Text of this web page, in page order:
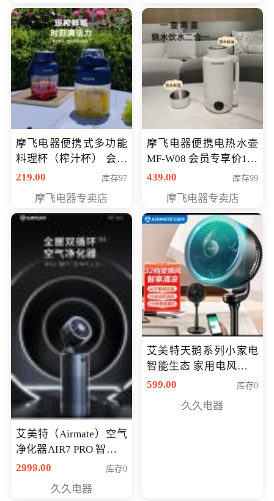
摩飞电器便携式多功能
料理杯（榨汁杯） 会员
专享价118元
219.00 库存97
摩飞电器专卖店
摩飞电器便携电热水壶
MF-W08 会员专享价198
元
439.00 库存99
摩飞电器专卖店
艾美特（Airmate）空气
净化器AIR7 PRO 智能全
屋空气循环负离子旗舰
2999.00 库存0
久久电器
艾美特天鹅系列小家电
智能生态 家用电风扇直
流变频节能轻音空气循
鹅，白天鹅智能)
599.00 库存0
久久电器